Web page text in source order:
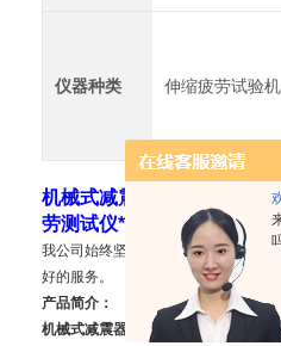
仪器种类 伸缩疲劳试验机
机械式减震器伸缩寿命检测
劳测试仪*
我公司始终坚持“质量满意，真诚服
好的服务。
产品简介：
机械式减震器伸缩寿命检测仪厂家